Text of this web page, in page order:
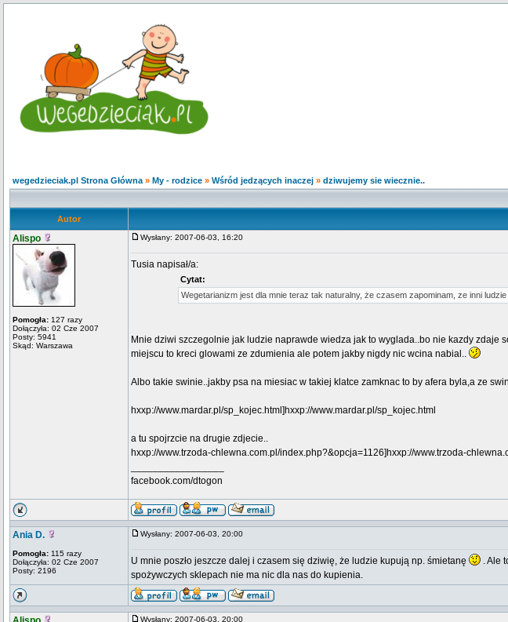
wegedzieciak.pl Strona Główna » My - rodzice » Wśród jedzących inaczej » dziwujemy sie wiecznie..
Autor
Alispo
Pomogła: 127 razy
Dołączyła: 02 Cze 2007
Posty: 5941
Skąd: Warszawa
Wysłany: 2007-06-03, 16:20
Tusia napisał/a:
Cytat:
Wegetarianizm jest dla mnie teraz tak naturalny, że czasem zapominam, ze inni ludzie
Mnie dziwi szczegolnie jak ludzie naprawde wiedza jak to wyglada..bo nie kazdy
miejscu to kreci glowami ze zdumienia ale potem jakby nigdy nic wcina nabial..
Albo takie swinie..jakby psa na miesiac w takiej klatce zamknac to by afera byla,a ze
hxxp://www.mardar.pl/sp_kojec.html]hxxp://www.mardar.pl/sp_kojec.html
a tu spojrzcie na drugie zdjecie..
hxxp://www.trzoda-chlewna.com.pl/index.php?&opcja=1126]hxxp://www.trzoda-
facebook.com/dtogon
Ania D.
Pomogła: 115 razy
Dołączyła: 02 Cze 2007
Posty: 2196
Wysłany: 2007-06-03, 20:00
U mnie poszło jeszcze dalej i czasem się dziwię, że ludzie kupują np. śmietanę
. Ale
spożywczych sklepach nie ma nic dla nas do kupienia.
Wysłany: 2007-06-03, 20:00